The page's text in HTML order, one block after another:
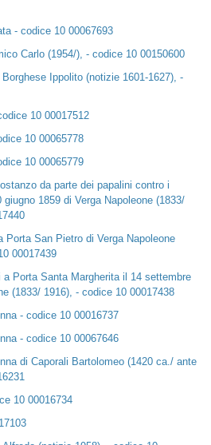
- codice 10 00067693
Carlo (1954/), - codice 10 00150600
Ippolito (notizie 1601-1627), -
10 00017512
10 00065778
10 00065779
da parte dei papalini contro i
1859 di Verga Napoleone (1833/
San Pietro di Verga Napoleone
00017439
Porta Santa Margherita il 14 settembre
(1833/ 1916), - codice 10 00017438
- codice 10 00016737
- codice 10 00067646
di Caporali Bartolomeo (1420 ca./ ante
10 00016734